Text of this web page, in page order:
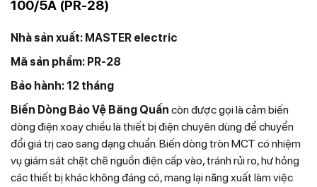
100/5A (PR-28)
Nhà sản xuất: MASTER electric
Mã sản phẩm: PR-28
Bảo hành: 12 tháng
Biến Dòng Bảo Vệ Băng Quấn còn được gọi là cảm biến
dòng điện xoay chiều là thiết bị điện chuyên dùng để chuyển
đổi giá trị cao sang dạng chuẩn. Biến dòng tròn MCT có nhiệm
vụ giám sát chặt chẽ nguồn điện cấp vào, tránh rủi ro, hư hỏng
các thiết bị khác không đáng có, mang lại năng xuất làm việc